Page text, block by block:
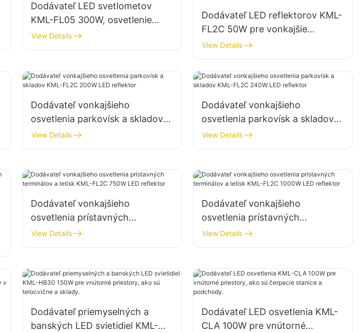
Dodávateľ LED svetlometov
KML-FL05 300W, osvetlenie
prístavov a dokov
View Details
Dodávateľ LED reflektorov KML-
FL2C 50W pre vonkajšie
billboardy a osvetlenie veľkých
reklamných nápisov
View Details
Dodávateľ vonkajšieho
osvetlenia parkovísk a skladov
KML-FL2C 200W LED reflektor
View Details
Dodávateľ vonkajšieho
osvetlenia parkovísk a skladov
KML-FL2C 240W LED reflektor
View Details
Dodávateľ vonkajšieho
osvetlenia prístavných
terminálov a letísk KML-FL2C
750W LED reflektor
View Details
Dodávateľ vonkajšieho
osvetlenia prístavných
terminálov a letísk KML-FL2C
1000W LED reflektor
View Details
Dodávateľ priemyselných a
banských LED svietidiel KML-
Dodávateľ LED osvetlenia KML-
CLA 100W pre vnútorné